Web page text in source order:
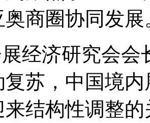
奥商圈协同发展
经济研究会会
复苏，中国境
来结构性调整